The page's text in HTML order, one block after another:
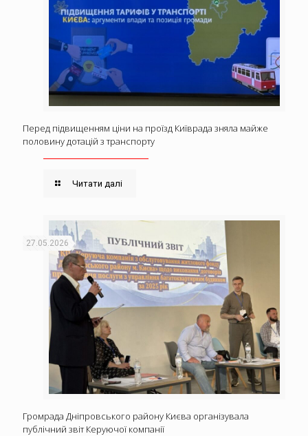
Перед підвищенням ціни на проїзд Київрада зняла майже
половину дотацій з транспорту
Читати далі
27.05.2026
Громрада Дніпровського району Києва організувала
публічний звіт Керуючої компанії